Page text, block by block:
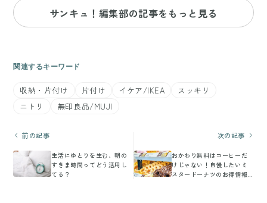
サンキュ！編集部の記事をもっと見る
関連するキーワード
収納・片付け 片付け イケア/IKEA
スッキリ
ニトリ
無印良品/MUJI
前の記事
生活にゆとりを生む、朝の
すきま時間ってどう活用し
てる？
次の記事
おかわり無料はコーヒーだ
けじゃない！自慢したいミ
スタードーナツのお得情報